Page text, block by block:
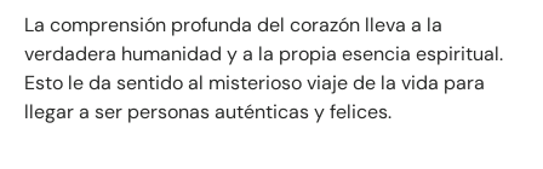
La comprensión profunda del corazón lleva a la
verdadera humanidad y a la propia esencia espiritual.
Esto le da sentido al misterioso viaje de la vida para
llegar a ser personas auténticas y felices.